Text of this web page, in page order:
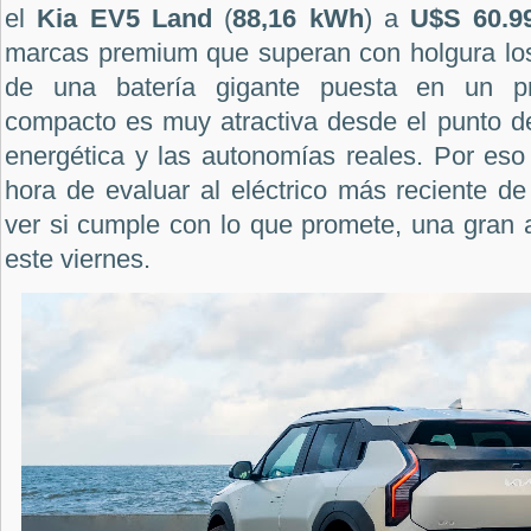
el Kia EV5 Land (88,16 kWh) a U$S
marcas premium que superan con holgura
de una batería gigante puesta en un
compacto es muy atractiva desde el punto
energética y las autonomías reales. Por
hora de evaluar al eléctrico más reciente
ver si cumple con lo que promete, una gran
este viernes.